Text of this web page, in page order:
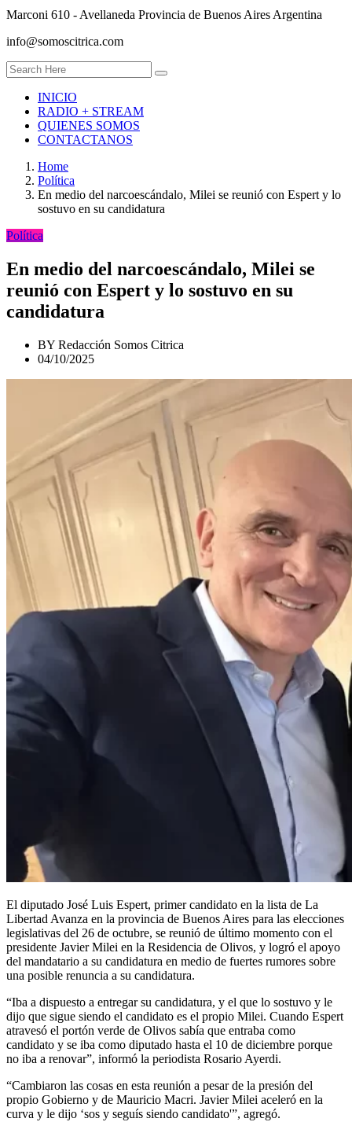
Marconi 610 - Avellaneda Provincia de Buenos Aires Argentina
info@somoscitrica.com
INICIO
RADIO + STREAM
QUIENES SOMOS
CONTACTANOS
Home
Política
En medio del narcoescándalo, Milei se reunió con Espert y lo
sostuvo en su candidatura
Política
En medio del narcoescándalo, Milei se
reunió con Espert y lo sostuvo en su
candidatura
BY Redacción Somos Citrica
04/10/2025
El diputado José Luis Espert, primer candidato en la lista de La
Libertad Avanza en la provincia de Buenos Aires para las elecciones
legislativas del 26 de octubre, se reunió de último momento con el
presidente Javier Milei en la Residencia de Olivos, y logró el apoyo
del mandatario a su candidatura en medio de fuertes rumores sobre
una posible renuncia a su candidatura.
“Iba a dispuesto a entregar su candidatura, y el que lo sostuvo y le
dijo que sigue siendo el candidato es el propio Milei. Cuando Espert
atravesó el portón verde de Olivos sabía que entraba como
candidato y se iba como diputado hasta el 10 de diciembre porque
no iba a renovar”, informó la periodista Rosario Ayerdi.
“Cambiaron las cosas en esta reunión a pesar de la presión del
propio Gobierno y de Mauricio Macri. Javier Milei aceleró en la
curva y le dijo ‘sos y seguís siendo candidato'”, agregó.